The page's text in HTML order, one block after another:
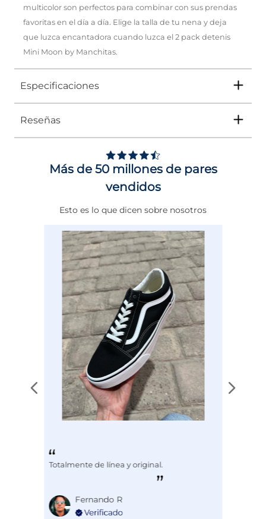
multicolor son perfectos para combinar con sus prendas
favoritas en el día a día. Elige la talla de tu nena y deja
que luzca encantadora cuando luzca el 2 pack detenis
Mini Moon by Manchitas.
Especificaciones
Tipo
Género Niña
DE 0 A 4 cms
NORMAL
BLANCO
3731994192385
Reseñas
Más de 50 millones de pares
vendidos
Esto es lo que dicen sobre nosotros
Totalmente de línea y original.
Fernando R